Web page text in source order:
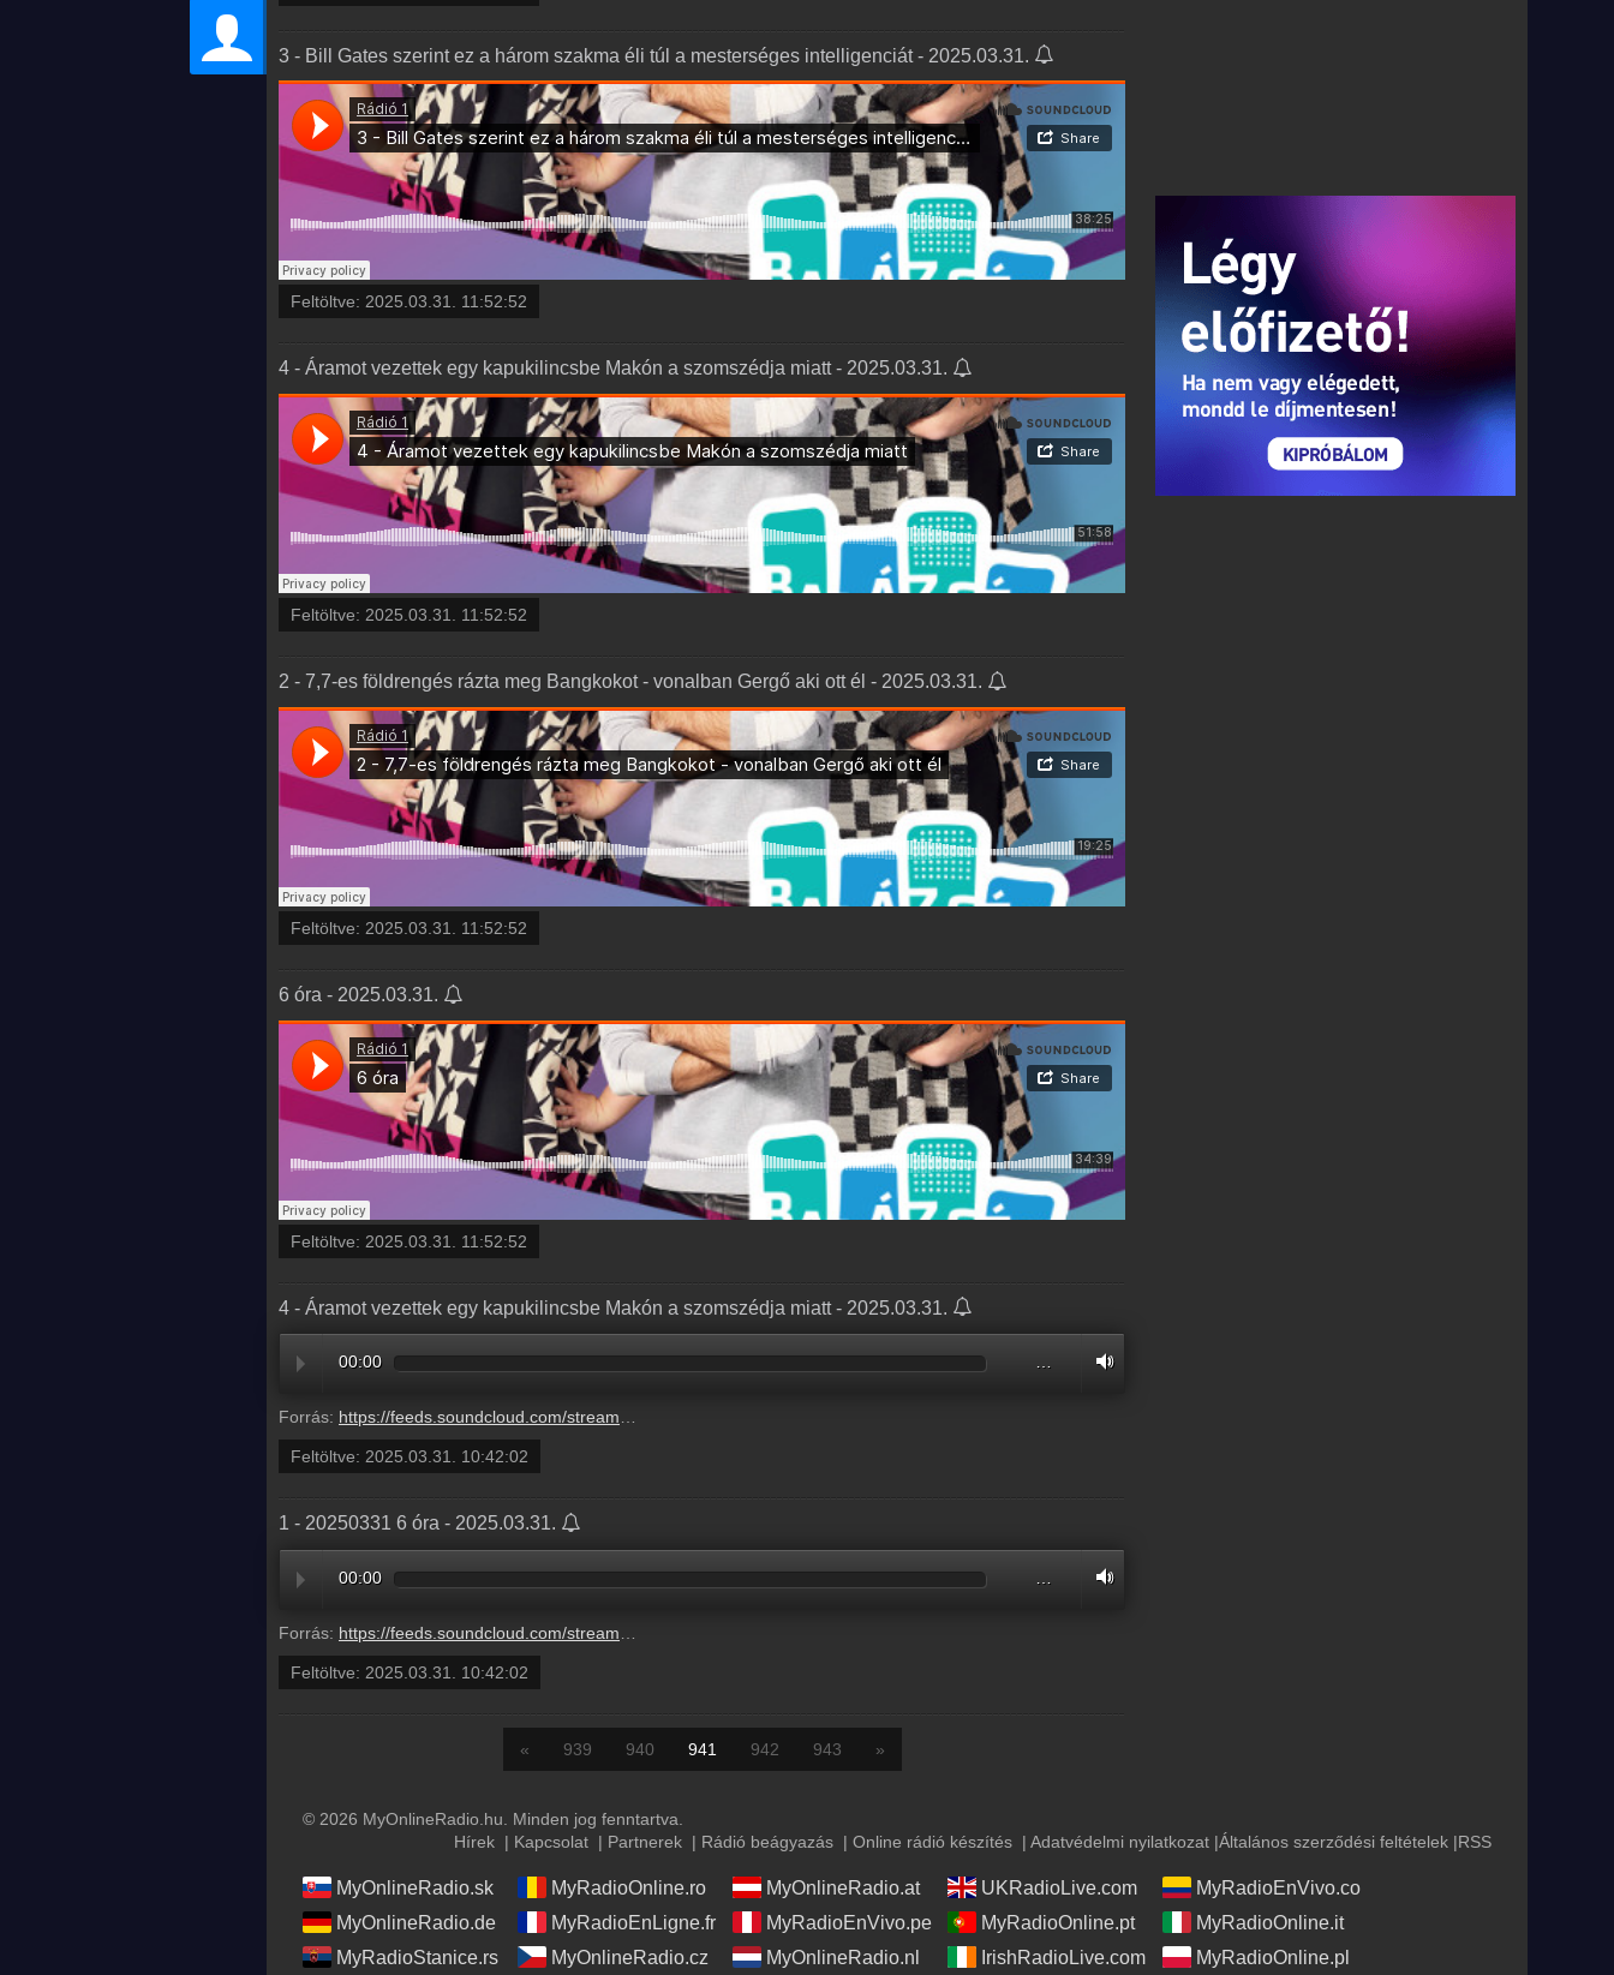
3 - Bill Gates szerint ez a három szakma éli túl a mesterséges intelligenciát - 2025.03.31.
Feltöltve: 2025.03.31. 11:52:52
4 - Áramot vezettek egy kapukilincsbe Makón a szomszédja miatt - 2025.03.31.
Feltöltve: 2025.03.31. 11:52:52
2 - 7,7-es földrengés rázta meg Bangkokot - vonalban Gergő aki ott él - 2025.03.31.
Feltöltve: 2025.03.31. 11:52:52
6 óra - 2025.03.31.
Feltöltve: 2025.03.31. 11:52:52
4 - Áramot vezettek egy kapukilincsbe Makón a szomszédja miatt - 2025.03.31.
00:00 …
Forrás: https://feeds.soundcloud.com/stream/2067303316-balazsek-4-aramot-vezettek-egy-kapukilincsbe-makon-a-szomszedja-miatt-4.mp3
Feltöltve: 2025.03.31. 10:42:02
1 - 20250331 6 óra - 2025.03.31.
00:00
Forrás: https://feeds.soundcloud.com/stream/2067303312-balazsek-1-20250331-6-ora-1.mp3
Feltöltve: 2025.03.31. 10:42:02
« 939 940 941 942 943 »
© 2026 MyOnlineRadio.hu. Minden jog fenntartva.
Hírek | Kapcsolat | Partnerek | Rádió beágyazás | Online rádió készítés | Adatvédelmi nyilatkozat |Általános szerződési feltételek |RSS
MyOnlineRadio.sk MyRadioOnline.ro MyOnlineRadio.at UKRadioLive.com
MyRadioEnVivo.co
MyOnlineRadio.de
MyRadioEnLigne.fr MyRadioEnVivo.pe MyRadioOnline.pt
MyRadioOnline.it
MyRadioStanice.rs
MyOnlineRadio.cz MyOnlineRadio.nl IrishRadioLive.com MyRadioOnline.pl